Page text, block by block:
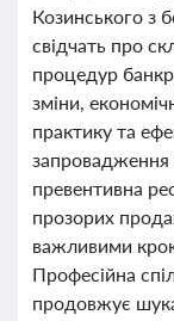
Козинського з
свідчать про
процедур
зміни,
практику та
запровадження
превентивна
прозорих
важливими
Професійна
продовжує